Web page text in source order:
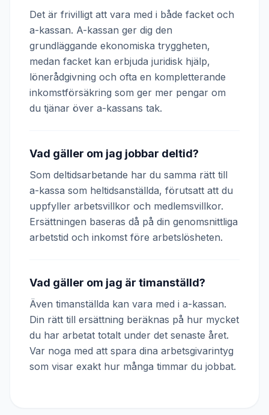
Det är frivilligt att vara med i både facket och
a-kassan. A-kassan ger dig den
grundläggande ekonomiska tryggheten,
medan facket kan erbjuda juridisk hjälp,
lönerådgivning och ofta en kompletterande
inkomstförsäkring som ger mer pengar om
du tjänar över a-kassans tak.
Vad gäller om jag jobbar deltid?
Som deltidsarbetande har du samma rätt till
a-kassa som heltidsanställda, förutsatt att du
uppfyller arbetsvillkor och medlemsvillkor.
Ersättningen baseras då på din genomsnittliga
arbetstid och inkomst före arbetslösheten.
Vad gäller om jag är timanställd?
Även timanställda kan vara med i a-kassan.
Din rätt till ersättning beräknas på hur mycket
du har arbetat totalt under det senaste året.
Var noga med att spara dina arbetsgivarintyg
som visar exakt hur många timmar du jobbat.